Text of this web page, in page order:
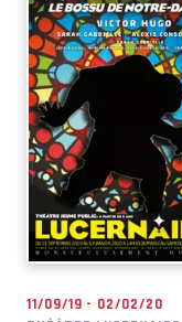
11/09/19 - 02/02/20